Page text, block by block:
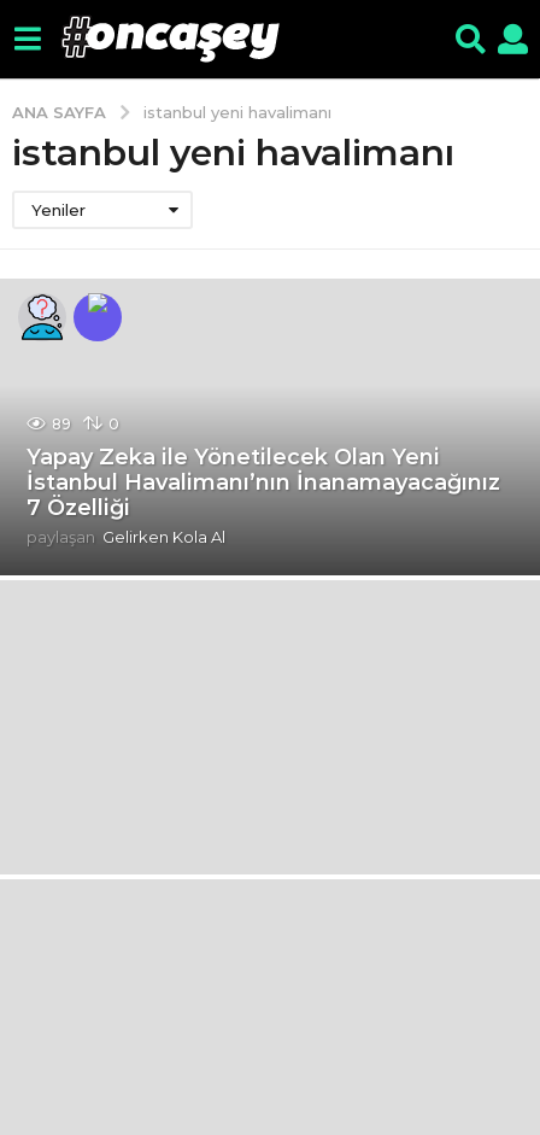
ANA SAYFA istanbul yeni havalimanı
istanbul yeni havalimanı
Yeniler
89 0
Yapay Zeka ile Yönetilecek Olan Yeni
İstanbul Havalimanı’nın İnanamayacağınız
7 Özelliği
paylaşan Gelirken Kola Al